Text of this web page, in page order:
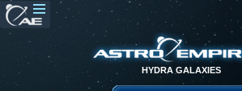
HYDRA GALAXIES